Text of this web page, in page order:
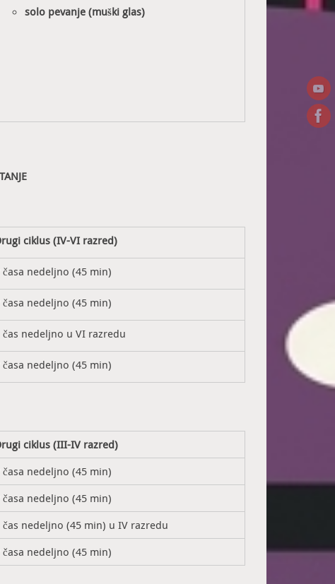
solo pevanje (muški glas)
ciklus (IV-VI razred)
časa nedeljno (45 min)
časa nedeljno (45 min)
čas nedeljno u VI razredu
časa nedeljno (45 min)
ciklus (III-IV razred)
časa nedeljno (45 min)
časa nedeljno (45 min)
čas nedeljno (45 min) u IV razredu
časa nedeljno (45 min)